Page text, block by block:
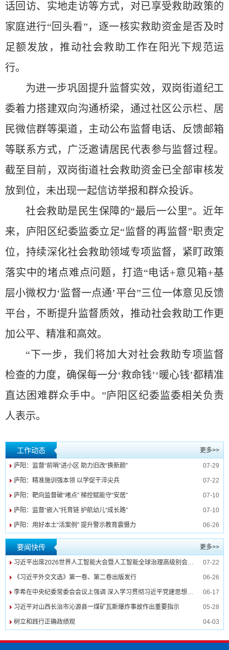
话回访、实地走访等方式，对已享受救助政策的
家庭进行“回头看”，逐一核实救助资金是否及时
足额发放，推动社会救助工作在阳光下规范运
行。
为进一步巩固提升监督实效，双岗街道纪工
委着力搭建双向沟通桥梁，通过社区公示栏、居
民微信群等渠道，主动公布监督电话、反馈邮箱
等联系方式，广泛邀请居民代表参与监督过程。
截至目前，双岗街道社会救助资金已全部审核发
放到位，未出现一起信访举报和群众投诉。
社会救助是民生保障的“最后一公里”。近年
来，庐阳区纪委监委立足“监督的再监督”职责定
位，持续深化社会救助领域专项监督，紧盯政策
落实中的堵点难点问题，打造“电话+意见箱+基
层小微权力‘监督一点通’平台”三位一体意见反馈
平台，不断提升监督质效，推动社会救助工作更
加公平、精准和高效。
“下一步，我们将加大对社会救助专项监督
检查的力度，确保每一分‘救命钱’‘暖心钱’都精准
直达困难群众手中。”庐阳区纪委监委相关负责
人表示。
工作动态 更多>>
庐阳：监督“前哨”进小区 助力旧改“换新颜” 07-29
庐阳：精准施训强本领 以学促干淬尖兵 07-22
庐阳：靶向监督破“堵点” 梯控赋能守“安居” 07-10
庐阳：监督“嵌入”托育链 护航幼儿“成长路” 07-10
庐阳：用好本土“活案例” 提升警示教育震慑力 06-26
要闻快传 更多>>
习近平出席2026世界人工智能大会暨人工智能全球治理高级别会议开幕式并发表主旨讲话 07-22
《习近平外交文选》第一卷、第二卷出版发行 06-26
李希在中央纪委常委会会议上强调 深入学习贯彻习近平党建思想 纵深推进纪检监察工作高质量发展 06-17
习近平对山西长治市沁源县一煤矿瓦斯爆炸事故作出重要指示 05-28
树立和践行正确政绩观 04-03